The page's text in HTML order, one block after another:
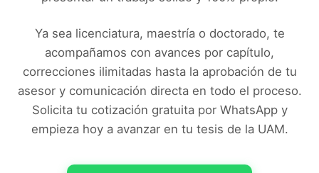
Ya sea licenciatura, maestría o doctorado, te
acompañamos con avances por capítulo,
correcciones ilimitadas hasta la aprobación de tu
asesor y comunicación directa en todo el proceso.
Solicita tu cotización gratuita por WhatsApp y
empieza hoy a avanzar en tu tesis de la UAM.